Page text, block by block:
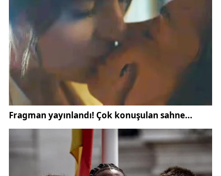
dernek yöneticileri, kültürel mirasa sahip çıkmaya ve
toplumsal dayanışmayı güçlendirmeye yönelik
etkinliklerin devam edeceğini ifade etti.
Yıldızeli Kaymakamlığı
bölgesinde gerçekleştirilen
etkinliklerin hem kültürel değerlerin yaşatılması hem
de toplumsal bağların güçlendirilmesi açısından
önemli olduğuna dikkat çekildi.
Yıldızeli-Der yönetimi tarafından yapılan açıklamada,
“Ozanımıza rahmet, annelerimize hürmetle” mesajı
paylaşılarak, birlik ve dayanışma ruhunun
yaşatılmaya devam edeceği vurgulandı.